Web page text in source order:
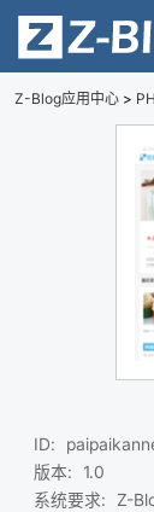
Z-Blog应用中心 >
ID:
版本:
1.0
系统要求:
Z-